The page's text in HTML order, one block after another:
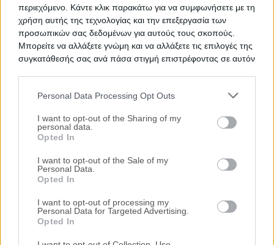
περιεχόμενο. Κάντε κλικ παρακάτω για να συμφωνήσετε με τη
χρήση αυτής της τεχνολογίας και την επεξεργασία των
προσωπικών σας δεδομένων για αυτούς τους σκοπούς.
Μπορείτε να αλλάξετε γνώμη και να αλλάξετε τις επιλογές της
συγκατάθεσής σας ανά πάσα στιγμή επιστρέφοντας σε αυτόν
services and may gather and store information including but
not limited to your visit or usage behaviour. You may click to
grant or deny consent to Google and its third-party tags to
use your data for below specified purposes in below Google
consent section.
Personal Data Processing Opt Outs
I want to opt-out of the Sharing of my
personal data.
Opted In
I want to opt-out of the Sale of my
Personal Data.
Opted In
I want to opt-out of processing my
Personal Data for Targeted Advertising.
Opted In
Ακίνητα Κατοικίες Διαμέρισμα Επαγγελματικοί Χώροι
Κατάστημα
Γραφεία
Τοπική Αναζήτηση
Νομός Αττικής
Καβάλα
Βούλα Βουλιαγμένη